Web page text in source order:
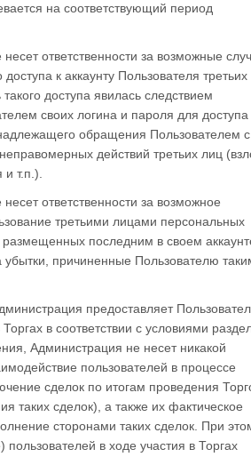
на соответствующий период
ответственности за возможные
к аккаунту Пользователя третьих
доступа явилась следствием
своих логина и пароля для доступа
обращения Пользователем с
действий третьих лиц
т.п.).
ответственности за возможное
третьими лицами персональных
последним в своем
убытки, причиненные Пользователю
предоставляет
в соответствии с условиями
Администрация не несет никакой
пользователей в процессе
сделок по итогам проведения
таких сделок), а также их фактическое
сторонами таких сделок. При
пользователей в ходе участия в Торгах